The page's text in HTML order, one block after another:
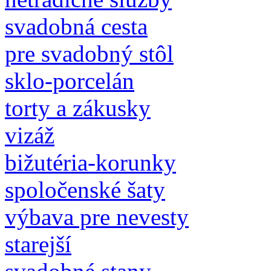
svadobná cesta
pre svadobný stôl
sklo-porcelán
torty a zákusky
vizáž
bižutéria-korunky
spoločenské šaty
výbava pre nevesty
starejší